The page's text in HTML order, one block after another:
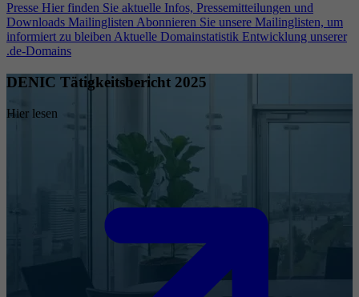
Presse Hier finden Sie aktuelle Infos, Pressemitteilungen und
Downloads Mailinglisten Abonnieren Sie unsere Mailinglisten, um
informiert zu bleiben Aktuelle Domainstatistik Entwicklung unserer
.de-Domains
DENIC Tätigkeitsbericht 2025
Hier lesen